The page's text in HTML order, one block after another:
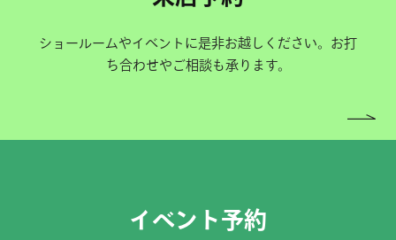
ショールームやイベントに是非お越しください。お打
ち合わせやご相談も承ります。
イベント予約